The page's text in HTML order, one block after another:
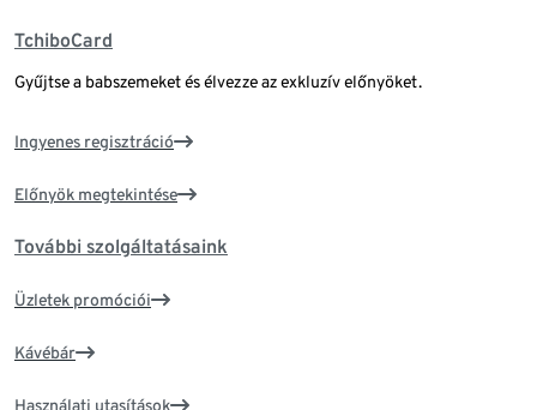
TchiboCard
Gyűjtse a babszemeket és élvezze az exkluzív előnyöket.
Ingyenes regisztráció
Előnyök megtekintése
További szolgáltatásaink
Üzletek promóciói
Kávébár
Használati utasítások